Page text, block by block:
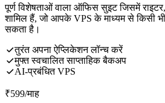
पूर्ण विशेषताओं वाला ऑफिस सुइट जिसमें
शामिल हैं, जो आपके VPS के माध्यम से किसी
सकता है।
तुरंत अपना ऐप्लिकेशन लॉन्च करें
मुफ्त स्वचालित साप्ताहिक बैकअप
AI-प्रबंधित VPS
₹599/माह